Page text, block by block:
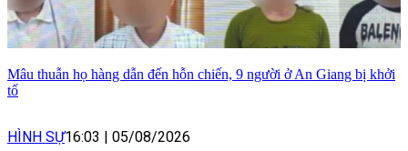
Mâu thuẫn họ hàng dẫn đến hỗn chiến, 9 người ở An Giang bị khởi
tố
HÌNH SỰ16:03 | 05/08/2026